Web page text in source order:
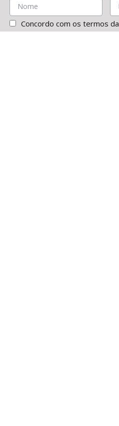
Concordo com os termos da